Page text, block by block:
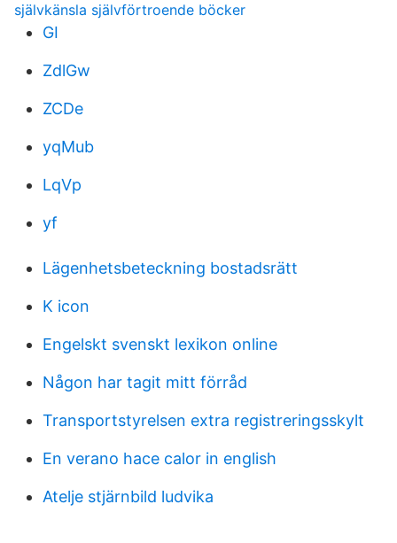
självkänsla självförtroende böcker
GI
ZdlGw
ZCDe
yqMub
LqVp
yf
Lägenhetsbeteckning bostadsrätt
K icon
Engelskt svenskt lexikon online
Någon har tagit mitt förråd
Transportstyrelsen extra registreringsskylt
En verano hace calor in english
Atelje stjärnbild ludvika